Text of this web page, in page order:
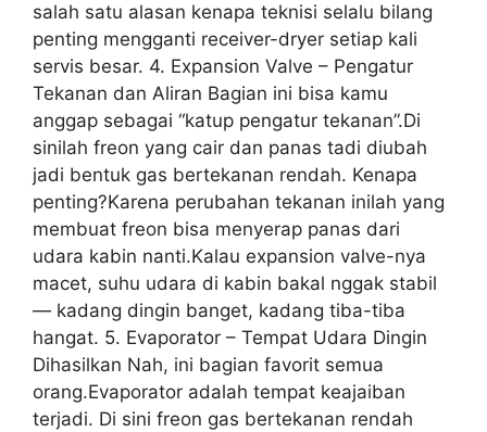
salah satu alasan kenapa teknisi selalu bilang
penting mengganti receiver-dryer setiap kali
servis besar. 4. Expansion Valve – Pengatur
Tekanan dan Aliran Bagian ini bisa kamu
anggap sebagai “katup pengatur tekanan”.Di
sinilah freon yang cair dan panas tadi diubah
jadi bentuk gas bertekanan rendah. Kenapa
penting?Karena perubahan tekanan inilah yang
membuat freon bisa menyerap panas dari
udara kabin nanti.Kalau expansion valve-nya
macet, suhu udara di kabin bakal nggak stabil
— kadang dingin banget, kadang tiba-tiba
hangat. 5. Evaporator – Tempat Udara Dingin
Dihasilkan Nah, ini bagian favorit semua
orang.Evaporator adalah tempat keajaiban
terjadi. Di sini freon gas bertekanan rendah